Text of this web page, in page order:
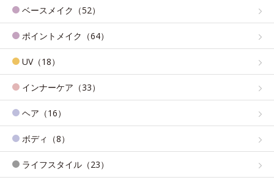
ベースメイク（52）
ポイントメイク（64）
UV（18）
インナーケア（33）
ヘア（16）
ボディ（8）
ライフスタイル（23）